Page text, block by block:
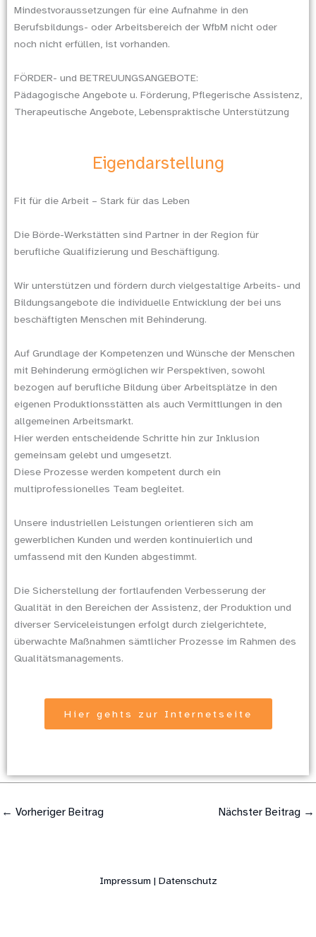
Mindestvoraussetzungen für eine Aufnahme in den
Berufsbildungs- oder Arbeitsbereich der WfbM nicht oder
noch nicht erfüllen, ist vorhanden.
FÖRDER- und BETREUUNGSANGEBOTE:
Pädagogische Angebote u. Förderung, Pflegerische Assistenz,
Therapeutische Angebote, Lebenspraktische Unterstützung
Eigendarstellung
Fit für die Arbeit – Stark für das Leben
Die Börde-Werkstätten sind Partner in der Region für
berufliche Qualifizierung und Beschäftigung.
Wir unterstützen und fördern durch vielgestaltige Arbeits- und
Bildungsangebote die individuelle Entwicklung der bei uns
beschäftigten Menschen mit Behinderung.
Auf Grundlage der Kompetenzen und Wünsche der Menschen
mit Behinderung ermöglichen wir Perspektiven, sowohl
bezogen auf berufliche Bildung über Arbeitsplätze in den
eigenen Produktionsstätten als auch Vermittlungen in den
allgemeinen Arbeitsmarkt.
Hier werden entscheidende Schritte hin zur Inklusion
gemeinsam gelebt und umgesetzt.
Diese Prozesse werden kompetent durch ein
multiprofessionelles Team begleitet.
Unsere industriellen Leistungen orientieren sich am
gewerblichen Kunden und werden kontinuierlich und
umfassend mit den Kunden abgestimmt.
Die Sicherstellung der fortlaufenden Verbesserung der
Qualität in den Bereichen der Assistenz, der Produktion und
diverser Serviceleistungen erfolgt durch zielgerichtete,
überwachte Maßnahmen sämtlicher Prozesse im Rahmen des
Qualitätsmanagements.
Hier gehts zur Internetseite
← Vorheriger Beitrag Nächster Beitrag →
Impressum | Datenschutz